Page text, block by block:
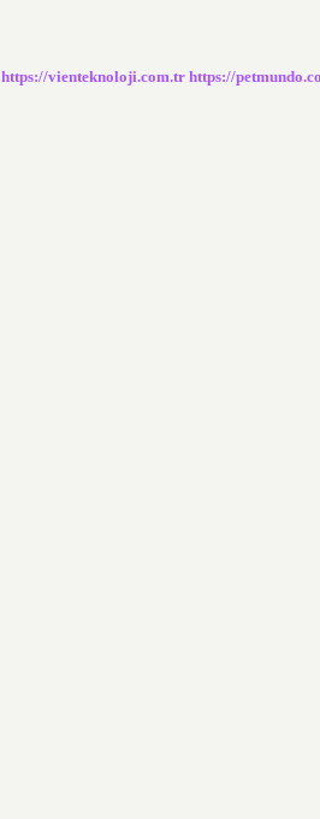
https://vienteknoloji.com.tr https://